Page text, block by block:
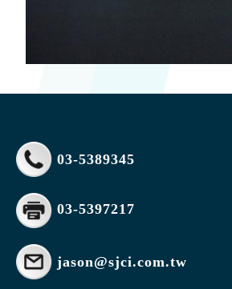
03-5389345
03-5397217
jason@sjci.com.tw